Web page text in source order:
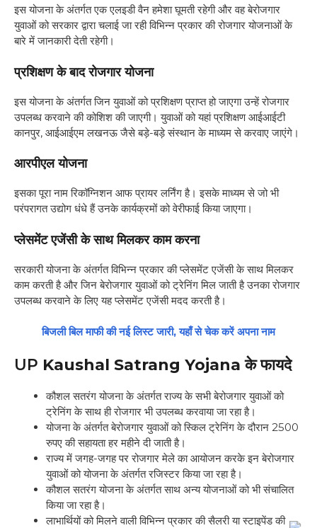
इस योजना के अंतर्गत एक एलइडी वैन हमेशा घूमती रहेगी और वह बेरोजगार
युवाओं को सरकार द्वारा चलाई जा रही विभिन्न प्रकार की रोजगार योजनाओं के
बारे में जानकारी देती रहेगी।
प्रशिक्षण के बाद रोजगार योजना
इस योजना के अंतर्गत जिन युवाओं को प्रशिक्षण प्राप्त हो जाएगा उन्हें रोजगार
उपलब्ध करवाने की कोशिश की जाएगी। युवाओं को यहां प्रशिक्षण आईआईटी
कानपुर, आईआईएम लखनऊ जैसे बड़े-बड़े संस्थान के माध्यम से करवाए जाएंगे।
आरपीएल योजना
इसका पूरा नाम रिकॉग्निशन आफ प्रायर लर्निंग है। इसके माध्यम से जो भी
परंपरागत उद्योग धंधे हैं उनके कार्यक्रमों को वेरीफाई किया जाएगा।
प्लेसमेंट एजेंसी के साथ मिलकर काम करना
सरकारी योजना के अंतर्गत विभिन्न प्रकार की प्लेसमेंट एजेंसी के साथ मिलकर
काम करती है और जिन बेरोजगार युवाओं को ट्रेनिंग मिल जाती है उनका रोजगार
उपलब्ध करवाने के लिए यह प्लेसमेंट एजेंसी मदद करती है।
बिजली बिल माफी की नई लिस्ट जारी, यहाँ से चेक करें अपना नाम
UP Kaushal Satrang Yojana के फायदे
कौशल सतरंग योजना के अंतर्गत राज्य के सभी बेरोजगार युवाओं को
ट्रेनिंग के साथ ही रोजगार भी उपलब्ध करवाया जा रहा है।
योजना के अंतर्गत बेरोजगार युवाओं को स्किल ट्रेनिंग के दौरान 2500
रुपए की सहायता हर महीने दी जाती है।
राज्य में जगह-जगह पर रोजगार मेले का आयोजन करके इन बेरोजगार
युवाओं को योजना के अंतर्गत रजिस्टर किया जा रहा है।
कौशल सतरंग योजना के अंतर्गत साथ अन्य योजनाओं को भी संचालित
किया जा रहा है।
लाभार्थियों को मिलने वाली विभिन्न प्रकार की सैलरी या स्टाइपेंड की